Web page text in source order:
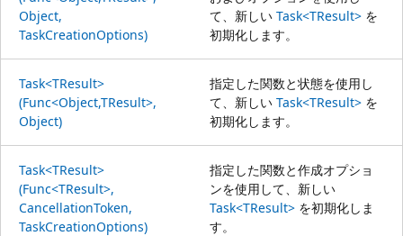
Object,
TaskCreationOptions)
て、新しい Task<TResult> を
初期化します。
Task<TResult>
(Func<Object,TResult>,
Object)
指定した関数と状態を使用し
て、新しい Task<TResult> を
初期化します。
Task<TResult>
(Func<TResult>,
CancellationToken,
TaskCreationOptions)
指定した関数と作成オプショ
ンを使用して、新しい
Task<TResult> を初期化しま
す。